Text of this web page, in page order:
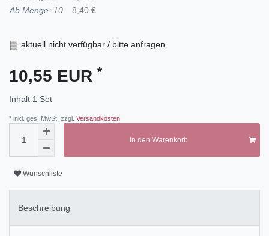
Ab Menge: 10
8,40 €
aktuell nicht verfügbar / bitte anfragen
10,55 EUR *
Inhalt 1 Set
* inkl. ges. MwSt. zzgl. Versandkosten
In den Warenkorb
Wunschliste
Beschreibung